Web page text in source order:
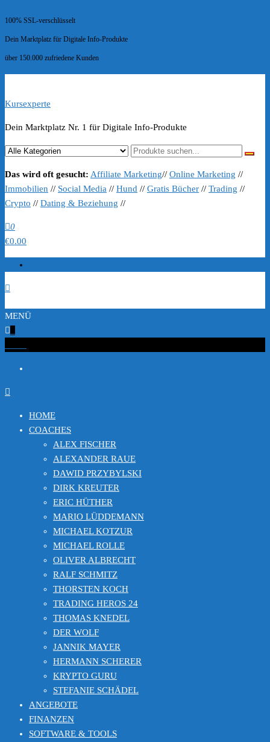
100% SSL-verschlüsselt
Dein Marktplatz für Digitale Info-Produkte
über 150.000 zufriedene Kunden
Kursexperte
Dein Marktplatz Nr. 1 für Digitale Info-Produkte
Das wird oft gesucht: Affiliate Marketing// Online Marketing //
Immobilien // Social Media // Hund // Gratis Bücher // Trading //
Crypto // Dating & Beziehung //
0
€0.00
MENÜ
HOME
COACHES
ALEX FISCHER
ALEXANDER RAUE
DAWID PRZYBYLSKI
DIRK KREUTER
ERIC HÜTHER
MARIO LÜDDEMANN
MICHAEL KOTZUR
MICHAEL ROLLE
OLIVER ALBRECHT
RALF SCHMITZ
THORSTEN KOCH
TRADING HEROS 24
THOMAS KNEDEL
DER WOLF
JANNIK MAYER
HERMANN SCHERER
KRYPTO GURU
STEFANIE SCHÄDEL
ANGEBOTE
FINANZEN
SOFTWARE & TOOLS